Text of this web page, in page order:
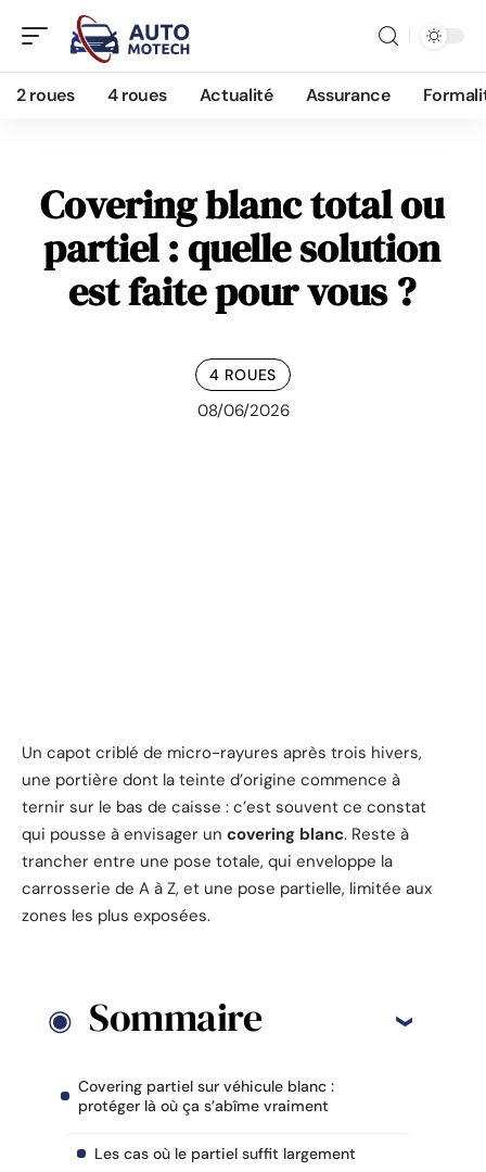
2 roues 4 roues Actualité Assurance
Covering blanc total ou
partiel : quelle solution
est faite pour vous ?
4 ROUES
08/06/2026
Un capot criblé de micro-rayures après trois hivers,
une portière dont la teinte d’origine commence à
ternir sur le bas de caisse : c’est souvent ce constat
qui pousse à envisager un covering blanc. Reste à
trancher entre une pose totale, qui enveloppe la
carrosserie de A à Z, et une pose partielle, limitée aux
zones les plus exposées.
Sommaire
Covering partiel sur véhicule blanc :
protéger là où ça s’abîme vraiment
Les cas où le partiel suffit largement